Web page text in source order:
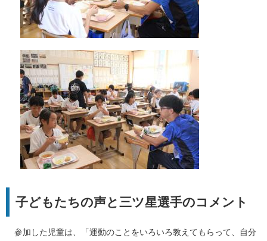
子どもたちの声と三ツ星選手のコメント
参加した児童は、「運動のことをいろいろ教えてもらって、自分